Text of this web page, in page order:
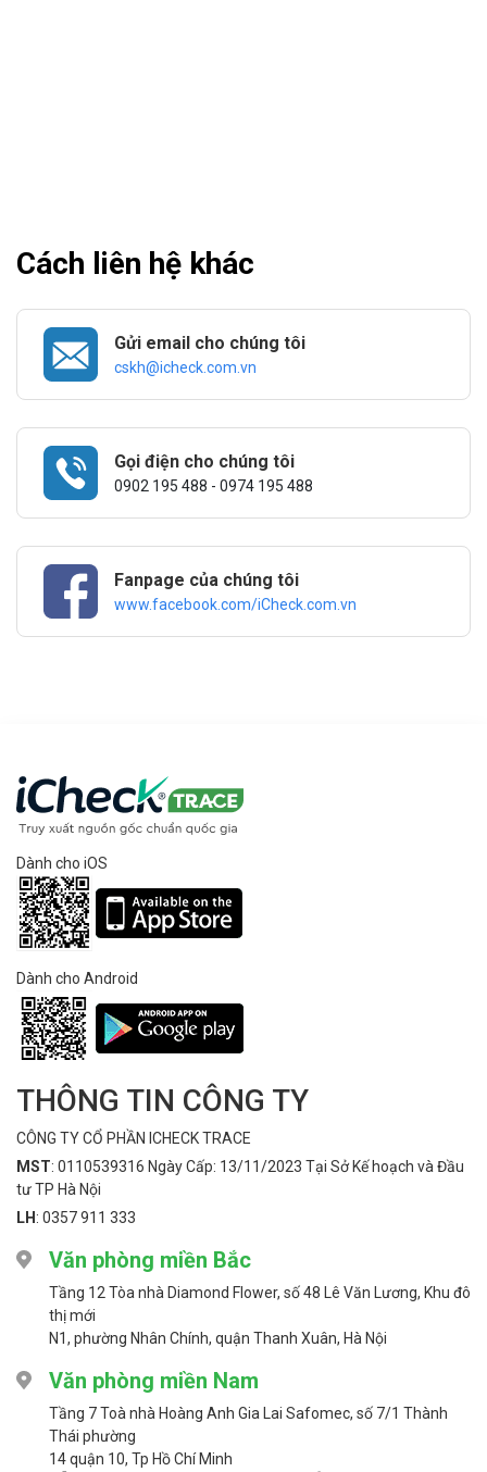
Cách liên hệ khác
Gửi email cho chúng tôi
cskh@icheck.com.vn
Gọi điện cho chúng tôi
0902 195 488 - 0974 195 488
Fanpage của chúng tôi
www.facebook.com/iCheck.com.vn
Dành cho iOS
Dành cho Android
THÔNG TIN CÔNG TY
CÔNG TY CỔ PHẦN ICHECK TRACE
MST: 0110539316 Ngày Cấp: 13/11/2023 Tại Sở Kế hoạch và Đầu
tư TP Hà Nội
LH : 0357 911 333
Văn phòng miền Bắc
Tầng 12 Tòa nhà Diamond Flower, số 48 Lê Văn Lương, Khu đô
thị mới
N1, phường Nhân Chính, quận Thanh Xuân, Hà Nội
Văn phòng miền Nam
Tầng 7 Toà nhà Hoàng Anh Gia Lai Safomec, số 7/1 Thành
Thái phường
14 quận 10, Tp Hồ Chí Minh